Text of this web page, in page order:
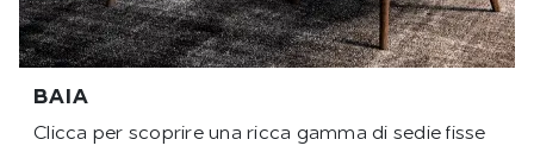
BAIA
Clicca per scoprire una ricca gamma di sedie fisse